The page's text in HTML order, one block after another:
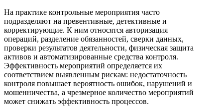
На практике контрольные мероприятия часто
подразделяют на превентивные, детективные и
корректирующие. К ним относятся авторизация
операций, разделение обязанностей, сверки данных,
проверки результатов деятельности, физическая защита
активов и автоматизированные средства контроля.
Эффективность мероприятий определяется их
соответствием выявленным рискам: недостаточность
контроля повышает вероятность ошибок, нарушений и
мошенничества, а чрезмерное количество мероприятий
может снижать эффективность процессов.